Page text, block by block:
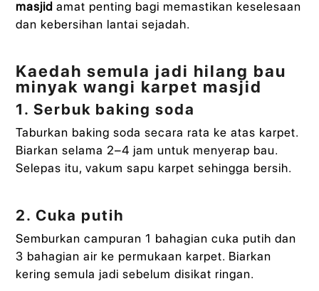
masjid amat penting bagi memastikan keselesaan
dan kebersihan lantai sejadah.
Kaedah semula jadi hilang bau
minyak wangi karpet masjid
1. Serbuk baking soda
Taburkan baking soda secara rata ke atas karpet.
Biarkan selama 2–4 jam untuk menyerap bau.
Selepas itu, vakum sapu karpet sehingga bersih.
2. Cuka putih
Semburkan campuran 1 bahagian cuka putih dan
3 bahagian air ke permukaan karpet. Biarkan
kering semula jadi sebelum disikat ringan.